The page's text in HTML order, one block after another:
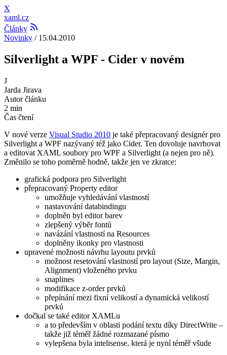
X
xaml.cz
Články
Novinky / 15.04.2010
Silverlight a WPF - Cider v novém
J
Jarda Jirava
Autor článku
2 min
Čas čtení
V nové verze Visual Studio 2010 je také přepracovaný designér pro
Silverlight a WPF nazývaný též jako Cider. Ten dovoluje navrhovat
a editovat XAML soubory pro WPF a Silverlight (a nejen pro ně).
Změnilo se toho poměrně hodně, takže jen ve zkratce:
grafická podpora pro Silverlight
přepracovaný Property editor
umožňuje vyhledávání vlastností
nastavování databindingu
doplněn byl editor barev
zlepšený výběr fontů
navázání vlastností na Resources
doplněny ikonky pro vlastnosti
upravené možnosti návrhu layoutu prvků
možnost resetování vlastností pro layout (Size, Margin,
Alignment) vloženého prvku
snaplines
modifikace z-order prvků
přepínání mezi fixní velikostí a dynamická velikostí
prvků
dočkal se také editor XAMLu
a to především v oblasti podání textu díky DirectWrite –
takže již téměř žádné rozmazané písmo
vylepšena byla intelisense, která je nyní téměř všude